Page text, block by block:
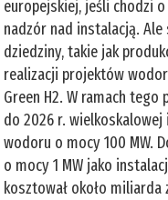
europejskiej, jeśli chodzi
nadzór nad instalacją.
dziedziny, takie jak
realizacji projektów
Green H2. W ramach
do 2026 r.
wodoru o mocy 100 MW.
o mocy 1 MW jako
kosztował około